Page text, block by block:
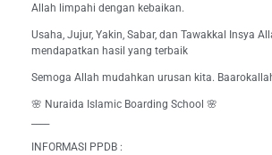
Allah limpahi dengan kebaikan.
Usaha, Jujur, Yakin, Sabar, dan Tawakkal Insya
mendapatkan hasil yang terbaik
Semoga Allah mudahkan urusan kita.
🌸 Nuraida Islamic Boarding School 🌸
INFORMASI PPDB :